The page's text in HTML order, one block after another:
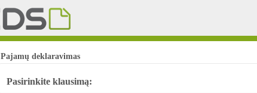
Pajamų deklaravimas
Pasirinkite klausimą: